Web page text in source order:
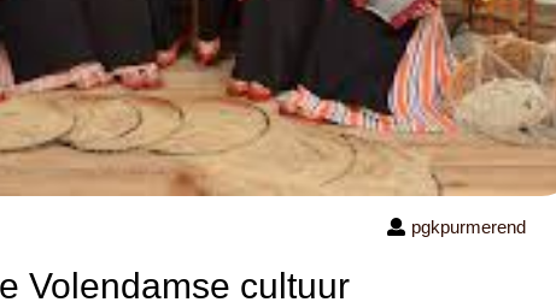
pgkpurmerend
Volendamse cultuur